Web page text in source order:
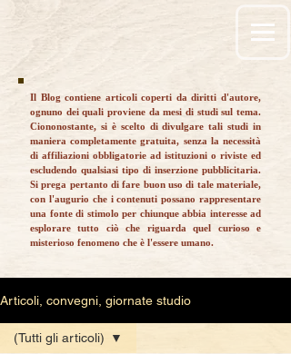
Il Blog contiene articoli coperti da diritti d'autore,
ognuno dei quali proviene da mesi di studi sul tema.
Ciononostante, si è scelto di divulgare tali studi in
maniera completamente gratuita, senza la necessità
di affiliazioni obbligatorie ad istituzioni o riviste ed
escludendo qualsiasi tipo di inserzione pubblicitaria.
Si prega pertanto di fare buon uso di tale materiale,
con l'augurio che i contenuti possano rappresentare
una fonte di stimolo per chiunque abbia interesse ad
esplorare tutto ciò che riguarda quel curioso e
misterioso fenomeno che è l'essere umano.
Articoli, convegni, giornate studio
(Tutti gli articoli)